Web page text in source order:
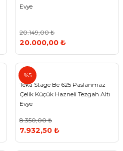
Evye
20.149,00 ₺
20.000,00 ₺
%5
Teka
Teka Stage Be 625 Paslanmaz
Çelik Küçük Hazneli Tezgah Altı
Evye
8.350,00 ₺
7.932,50 ₺